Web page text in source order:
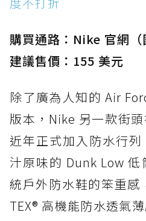
購買通路：Nike 官網（
建議售價：155 美元
除了廣為人知的 Air
版本，Nike 另一款街
近年正式加入防水行
汁原味的 Dunk Low
統戶外防水鞋的笨重感
TEX® 高機能防水透氣